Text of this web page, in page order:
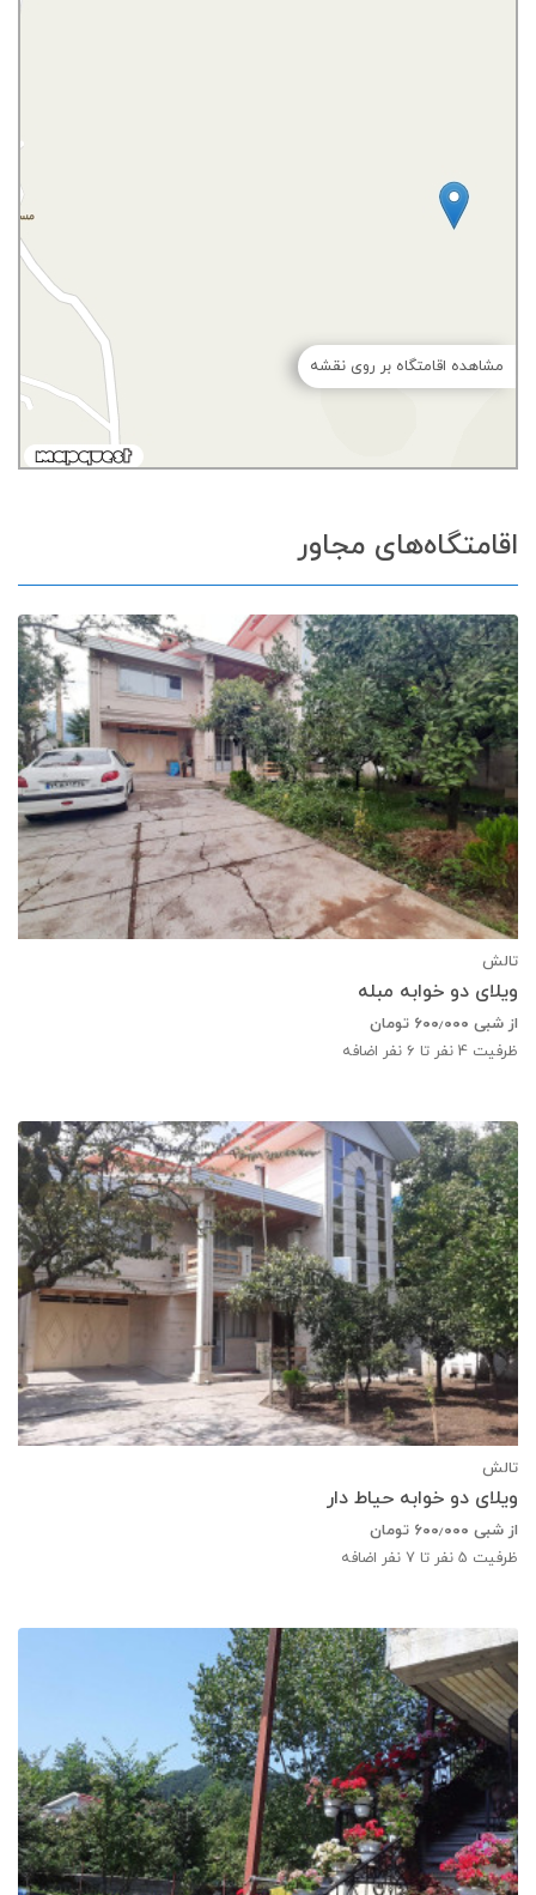
مشاهده اقامتگاه بر روی نقشه
اقامتگاه‌های مجاور
تالش
ویلای دو خوابه مبله
از شبی ۶۰۰٫۰۰۰ تومان
ظرفیت 4 نفر تا 6 نفر اضافه
تالش
ویلای دو خوابه حیاط دار
از شبی ۶۰۰٫۰۰۰ تومان
ظرفیت 5 نفر تا 7 نفر اضافه